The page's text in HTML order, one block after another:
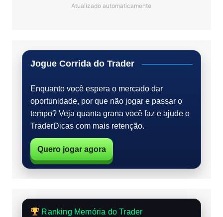
Atualizado automaticamente
Jogue Corrida do Trader
Enquanto você espera o mercado dar
oportunidade, por que não jogar e passar o
tempo? Veja quanta grana você faz e ajude o
TraderDicas com mais retenção.
Quero jogar agora
Ranking Memória do Trader